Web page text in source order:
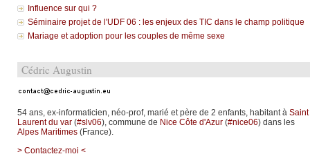
Influence sur qui ?
Séminaire projet de l'UDF 06 : les enjeux des TIC dans le champ politique
Mariage et adoption pour les couples de même sexe
Cédric Augustin
54 ans, ex-informaticien, néo-prof, marié et père de 2 enfants, habitant à Saint
Laurent du var(#slv06), commune de Nice Côte d'Azur(#nice06) dans les
Alpes Maritimes(France).
> Contactez-moi <